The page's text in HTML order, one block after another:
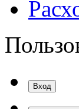
Вход